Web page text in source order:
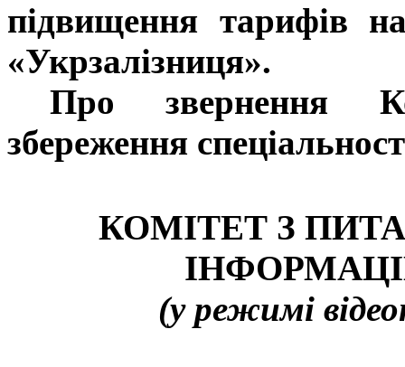
підвищення тарифів
«Укрзалізниця».
Про звернення
збереження
КОМІТЕТ З
(у режимі